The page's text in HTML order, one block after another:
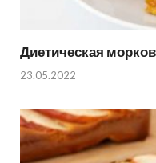
Диетическая
23.05.2022